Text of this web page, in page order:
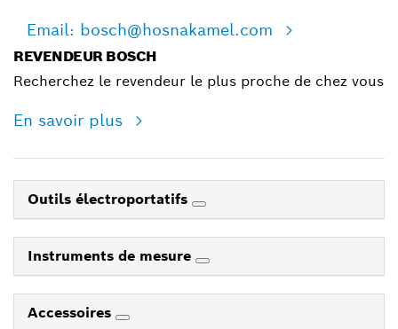
Email: bosch@hosnakamel.com
REVENDEUR BOSCH
Recherchez le revendeur le plus proche de chez vous
En savoir plus
Outils électroportatifs
Instruments de mesure
Accessoires